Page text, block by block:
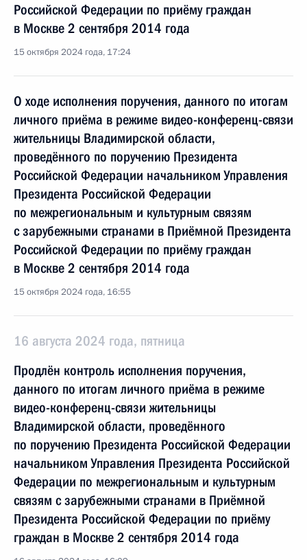
Российской Федерации по приёму граждан
в Москве 2 сентября 2014 года
15 октября 2024 года, 17:24
О ходе исполнения поручения, данного по итогам
личного приёма в режиме видео-конференц-связи
жительницы Владимирской области,
проведённого по поручению Президента
Российской Федерации начальником Управления
Президента Российской Федерации
по межрегиональным и культурным связям
с зарубежными странами в Приёмной Президента
Российской Федерации по приёму граждан
в Москве 2 сентября 2014 года
15 октября 2024 года, 16:55
16 августа 2024 года, пятница
Продлён контроль исполнения поручения,
данного по итогам личного приёма в режиме
видео-конференц-связи жительницы
Владимирской области, проведённого
по поручению Президента Российской Федерации
начальником Управления Президента Российской
Федерации по межрегиональным и культурным
связям с зарубежными странами в Приёмной
Президента Российской Федерации по приёму
граждан в Москве 2 сентября 2014 года